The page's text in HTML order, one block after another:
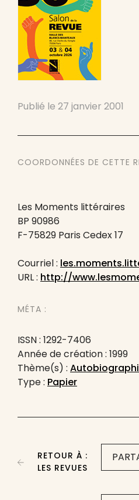
Publié le 27 janvier 2001
COORDONNÉES DE CETTE
Les Moments littéraires
BP 90986
F-75829 Paris Cedex 17
Courriel :
URL : http://
MÉTA :
ISSN : 1292-7406
Année de création : 1999
Thème(s) :
Type : Papier
RETOUR À :
LES REVUES